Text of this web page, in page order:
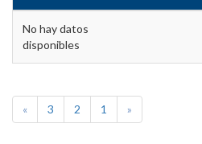
No hay datos
disponibles
« 3 2 1 »